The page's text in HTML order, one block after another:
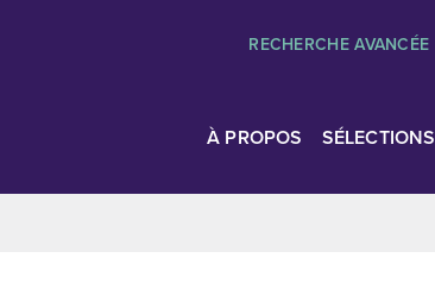
RECHERCHE AVANCÉE
À PROPOS SÉLECTIONS